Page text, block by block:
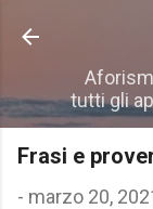
tutti gli
Frasi e
- marzo 20,